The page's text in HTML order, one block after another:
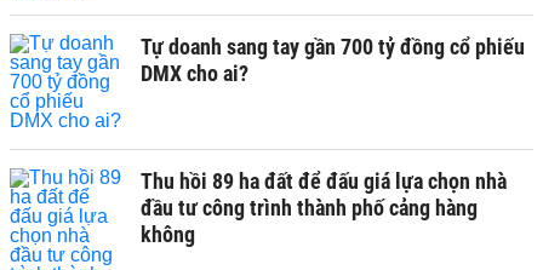
Tự doanh sang tay gần 700 tỷ đồng cổ phiếu
DMX cho ai?
Thu hồi 89 ha đất để đấu giá lựa chọn nhà
đầu tư công trình thành phố cảng hàng
không